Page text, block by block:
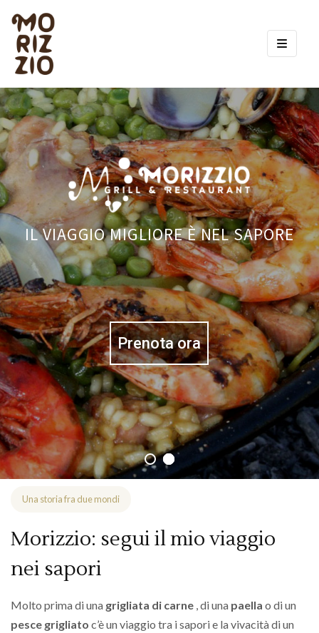
Prenota ora
IL VIAGGIO MIGLIORE È NEL SAPORE
Una storia fra due mondi
Morizzio: segui il mio viaggio
nei sapori
Molto prima di una grigliata di carne , di una paella o di un
pesce grigliato c’è un viaggio tra i sapori e la vivacità di un